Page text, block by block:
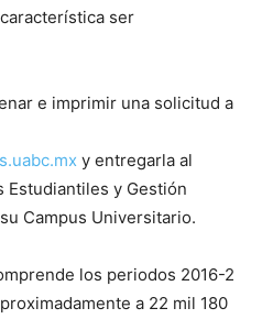
ser
e imprimir una solicitud a
y entregarla al
Estudiantiles y Gestión
Campus Universitario.
los periodos 2016-2
a 22 mil 180